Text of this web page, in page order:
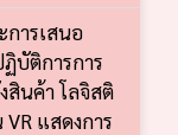
การเสนอ
บัติการการ
สินค้า โลจิสติ
แสดงการ